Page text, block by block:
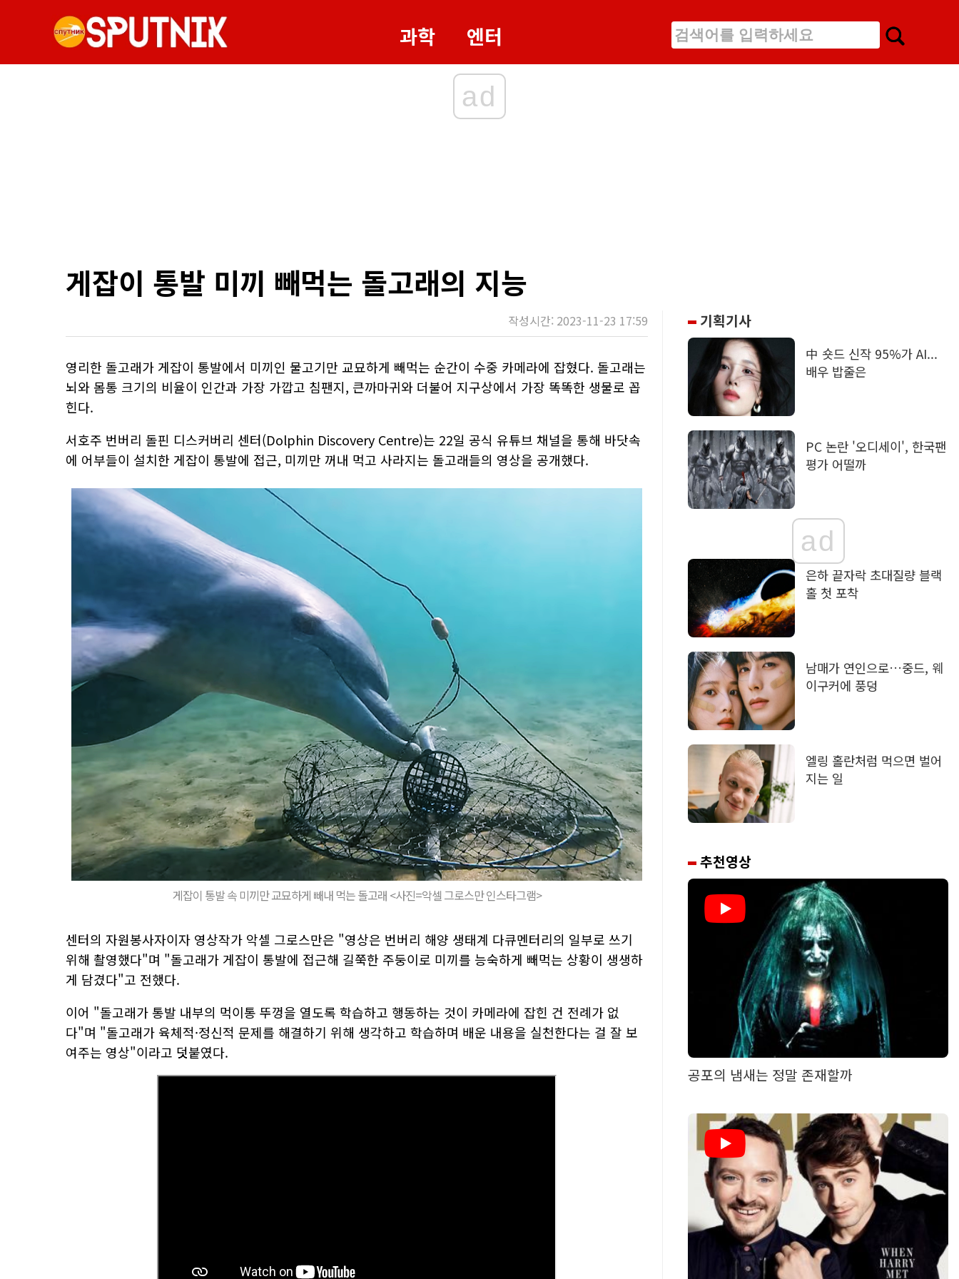
과학 엔터
ad
게잡이 통발 미끼 빼먹는 돌고래의 지능
작성시간: 2023-11-23 17:59
영리한 돌고래가 게잡이 통발에서 미끼인 물고기만 교묘하게 빼먹는 순간이 수중 카메라에 잡혔다. 돌고래는
뇌와 몸통 크기의 비율이 인간과 가장 가깝고 침팬지, 큰까마귀와 더불어 지구상에서 가장 똑똑한 생물로 꼽
힌다.
서호주 번버리 돌핀 디스커버리 센터(Dolphin Discovery Centre)는 22일 공식 유튜브 채널을 통해 바닷속
에 어부들이 설치한 게잡이 통발에 접근, 미끼만 꺼내 먹고 사라지는 돌고래들의 영상을 공개했다.
게잡이 통발 속 미끼만 교묘하게 빼내 먹는 돌고래 <사진=악셀 그로스만 인스타그램>
센터의 자원봉사자이자 영상작가 악셀 그로스만은 "영상은 번버리 해양 생태계 다큐멘터리의 일부로 쓰기
위해 촬영했다"며 "돌고래가 게잡이 통발에 접근해 길쭉한 주둥이로 미끼를 능숙하게 빼먹는 상황이 생생하
게 담겼다"고 전했다.
이어 "돌고래가 통발 내부의 먹이통 뚜껑을 열도록 학습하고 행동하는 것이 카메라에 잡힌 건 전례가 없
다"며 "돌고래가 육체적·정신적 문제를 해결하기 위해 생각하고 학습하며 배운 내용을 실천한다는 걸 잘 보
여주는 영상"이라고 덧붙였다.
기획기사
中 숏드 신작 95%가 AI...
배우 밥줄은
PC 논란 '오디세이', 한국팬
평가 어떨까
ad
은하 끝자락 초대질량 블랙
홀 첫 포착
남매가 연인으로…중드, 웨
이구커에 풍덩
엘링 홀란처럼 먹으면 벌어
지는 일
추천영상
공포의 냄새는 정말 존재할까